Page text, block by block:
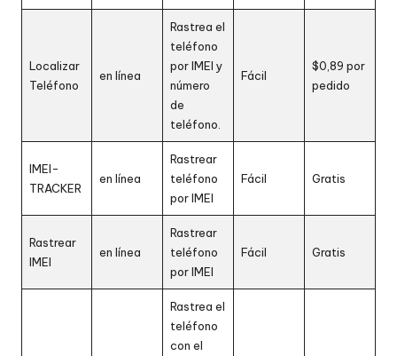
Localizar
Teléfono
en línea
Rastrea el
teléfono
por IMEI y
número
de
teléfono.
Fácil
$0,89 por
pedido
IMEI-
TRACKER
en línea
Rastrear
teléfono
por IMEI
Fácil Gratis
Rastrear
IMEI
en línea
Rastrear
teléfono
por IMEI
Fácil Gratis
Rastrea el
teléfono
con el